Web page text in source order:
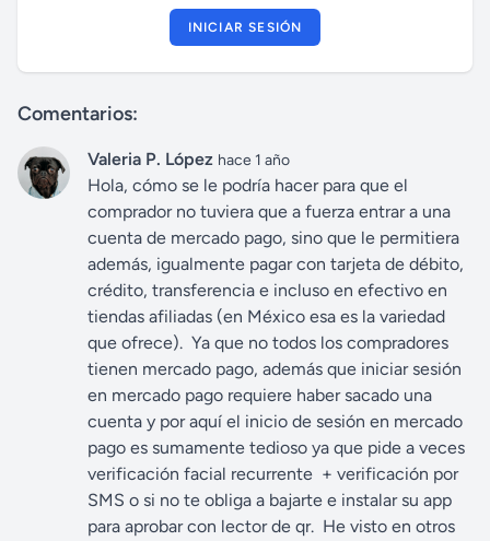
INICIAR SESIÓN
Comentarios:
Valeria P. López hace 1 año
Hola, cómo se le podría hacer para que el
comprador no tuviera que a fuerza entrar a una
cuenta de mercado pago, sino que le permitiera
además, igualmente pagar con tarjeta de débito,
crédito, transferencia e incluso en efectivo en
tiendas afiliadas (en México esa es la variedad
que ofrece). Ya que no todos los compradores
tienen mercado pago, además que iniciar sesión
en mercado pago requiere haber sacado una
cuenta y por aquí el inicio de sesión en mercado
pago es sumamente tedioso ya que pide a veces
verificación facial recurrente + verificación por
SMS o si no te obliga a bajarte e instalar su app
para aprobar con lector de qr. He visto en otros